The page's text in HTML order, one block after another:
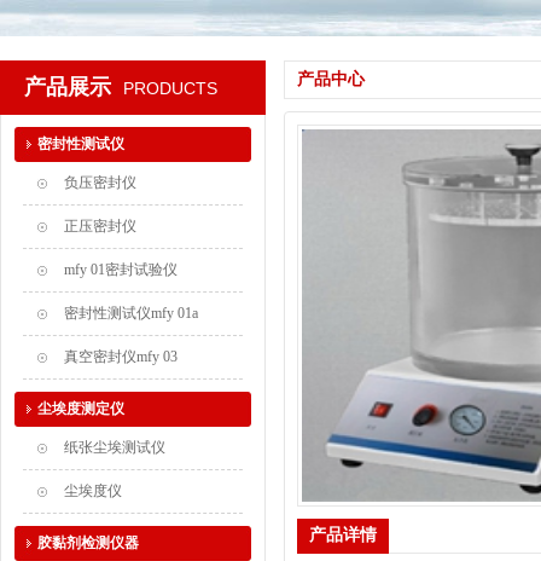
产品中心
产品详情
产品展示 PRODUCTS
密封性测试仪
负压密封仪
正压密封仪
mfy 01密封试验仪
密封性测试仪mfy 01a
真空密封仪mfy 03
尘埃度测定仪
纸张尘埃测试仪
尘埃度仪
胶黏剂检测仪器